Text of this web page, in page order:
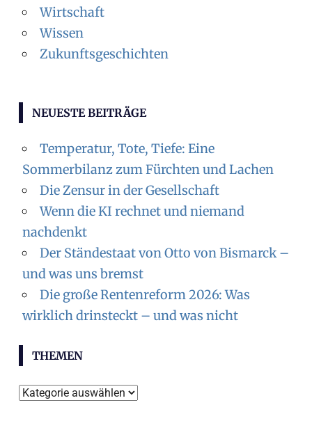
Wirtschaft
Wissen
Zukunftsgeschichten
NEUESTE BEITRÄGE
Temperatur, Tote, Tiefe: Eine
Sommerbilanz zum Fürchten und Lachen
Die Zensur in der Gesellschaft
Wenn die KI rechnet und niemand
nachdenkt
Der Ständestaat von Otto von Bismarck –
und was uns bremst
Die große Rentenreform 2026: Was
wirklich drinsteckt – und was nicht
THEMEN
Themen